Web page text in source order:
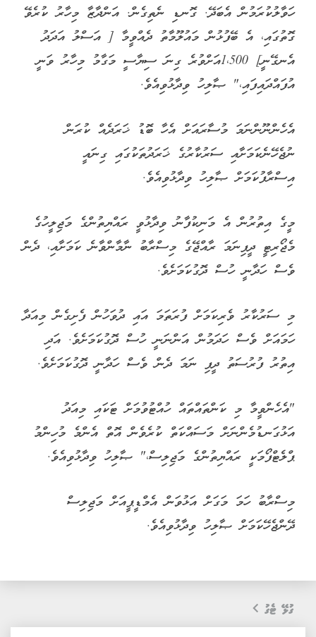
ހަވާލުކުރަމުން އެބަދޭ. ގޮނޑި ނެތިގެން. އަންދާޒާ މިހާރު ކުރެވޭ
ގޮތުގައި، އެ ބޭފުޅުން މައުލޫމާތު ދެއްވީމާ [ އަސްލު އަދަދު
އެނގޭނީ] 1،500އަށްވުރެ ގިނަ ސިޔާސީ މަގާމު މިހާރު ވަނީ
އުފައްދައިފައި،" ޞާލިހު ވިދާޅުވިއެވެ.
އެހެންނޫންނަމަ މުސާރައަށް އެހާ ބޮޑު ޚަރަދެއް ކުރަން
ނުޖެހޭނެކަމަށާއި ސަރުކާރުގެ ޚަރަދުތަކުގައި ގިނައީ
އިސްރާފުކަމަށް ޞާލިހު ވިދާޅުވިއެވެ.
މީގެ އިތުރުން އެ މަނިކުފާނު ވިދާޅުވީ ރައްޔިތުންގެ މަޖިލީހުގެ
މެޖޯރިޓީ ދީފިނަމަ ރާއްޖޭގެ މިސްރާބު ނާމާންވާނެ ކަމަށާއި، ދެން
ވެސް ހަދާނީ ހުސް ދޮގުކަމަށެވެ.
މި ސަރުކާރު ވެރިކަމަށް ފުރަތަމަ އައި ދުވަހުން ފެށިގެން މިއަދާ
ހަމައަށް ވެސް ހަދަމުން އަންނަނީ ހުސް ދޮގުކަމަށެވެ. އަދި
އިތުރު ފުރުސަތު ދީފި ނަމަ ދެން ވެސް ހަދާނީ ދޮގުކަމަށެވެ.
"އެހެންވީމާ މި ކަންތައްތައް ހުއްޓުވުމަށް ޓަކައި މިއަދު
އަޅުގަނޑުމެންނަށް މަސައްކަތް ކުރެވެން އޮތް އެންމެ މުހިންމު
ޕްލެޓްފޯމަކީ ރައްޔިތުންގެ މަޖިލިސް،" ޞާލިހު ވިދާޅުވިއެވެ.
މިސްރާބު ހަމަ މަގަށް އަޅުވަން އެމްޑީޕީއަށް މަޖިލިސް
ދޭންޖެހޭކަމަށް ޞާލިހު ވިދާޅުވިއެވެ.
ގުޅޭ ޓެގު